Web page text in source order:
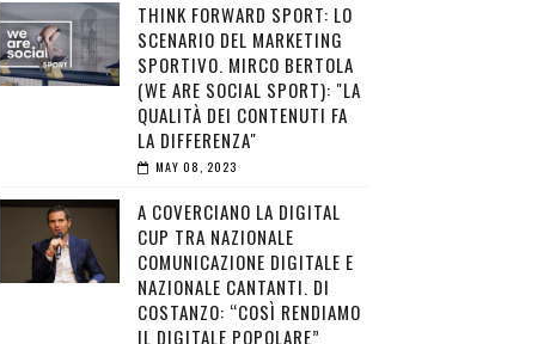
THINK FORWARD SPORT: LO
SCENARIO DEL MARKETING
SPORTIVO. MIRCO BERTOLA
(WE ARE SOCIAL SPORT): "LA
QUALITÀ DEI CONTENUTI FA
LA DIFFERENZA"
MAY 08, 2023
A COVERCIANO LA DIGITAL
CUP TRA NAZIONALE
COMUNICAZIONE DIGITALE E
NAZIONALE CANTANTI. DI
COSTANZO: “COSÌ RENDIAMO
IL DIGITALE POPOLARE”